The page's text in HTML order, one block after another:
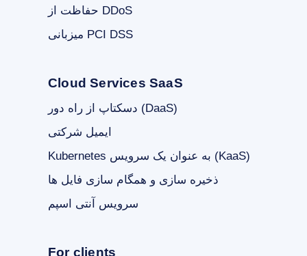
حفاظت از DDoS
میزبانی PCI DSS
Cloud Services SaaS
دسکتاپ از راه دور (DaaS)
ایمیل شرکتی
Kubernetes به عنوان یک سرویس (KaaS)
ذخیره سازی و همگام سازی فایل ها
سرویس آنتی اسپم
For clients